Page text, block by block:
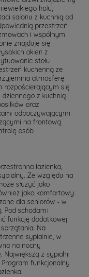
holu,
salonu z kuchnią od
przestrzeń
i wspólnym
znajduje się
okien z
stołu
kuchenną ze
atmosferę
rozpościerającym się
dziennego z kuchnią
oraz
odpoczywającymi
na frontową
osób
łazienka,
Ze względu na
służyć jako
jako komfortowy
dla seniorów - w
Pod schodami
funkcję dodatkowej
Na
sypialnie, w
na nocny
Największą z sypialni
funkcjonalny